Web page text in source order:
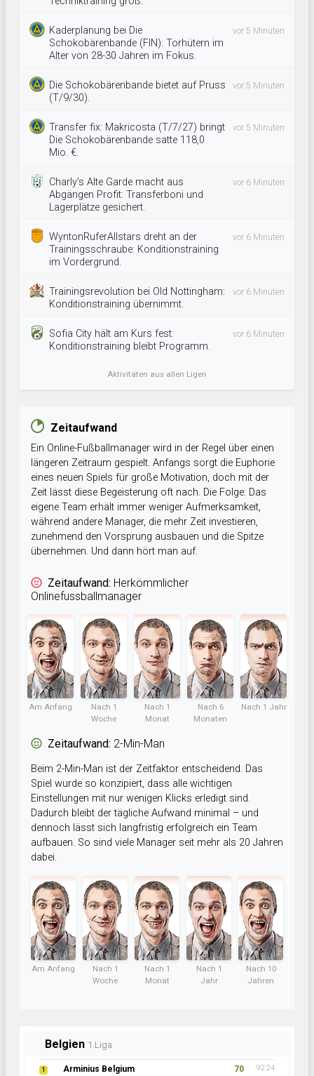
Kaderplanung bei Die
Schokobärenbande (FIN): Torhütern im
Alter von 28-30 Jahren im Fokus.
vor 5 Minuten
Die Schokobärenbande bietet auf Pruss
(T/9/30).
vor 5 Minuten
Transfer fix: Makricosta (T/7/27) bringt
Die Schokobärenbande satte 118,0
Mio. €.
vor 5 Minuten
Charly's Alte Garde macht aus
Abgängen Profit: Transferboni und
Lagerplätze gesichert.
vor 6 Minuten
WyntonRuferAllstars dreht an der
Trainingsschraube: Konditionstraining
im Vordergrund.
vor 6 Minuten
Trainingsrevolution bei Old Nottingham:
Konditionstraining übernimmt.
vor 6 Minuten
Sofia City hält am Kurs fest:
Konditionstraining bleibt Programm.
vor 6 Minuten
Aktivitäten aus allen Ligen
Zeitaufwand
Ein Online-Fußballmanager wird in der Regel über einen
längeren Zeitraum gespielt. Anfangs sorgt die Euphorie
eines neuen Spiels für große Motivation, doch mit der
Zeit lässt diese Begeisterung oft nach. Die Folge: Das
eigene Team erhält immer weniger Aufmerksamkeit,
während andere Manager, die mehr Zeit investieren,
zunehmend den Vorsprung ausbauen und die Spitze
übernehmen. Und dann hört man auf.
Zeitaufwand: Herkömmlicher
Onlinefussballmanager
Am Anfang
Nach 1
Woche
Nach 1
Monat
Nach 6
Monaten
Nach 1 Jahr
Zeitaufwand: 2-Min-Man
Beim 2-Min-Man ist der Zeitfaktor entscheidend. Das
Spiel wurde so konzipiert, dass alle wichtigen
Einstellungen mit nur wenigen Klicks erledigt sind.
Dadurch bleibt der tägliche Aufwand minimal – und
dennoch lässt sich langfristig erfolgreich ein Team
aufbauen. So sind viele Manager seit mehr als 20 Jahren
dabei.
Am Anfang
Nach 1
Woche
Nach 1
Monat
Nach 1
Jahr
Nach 10
Jahren
Belgien 1.Liga
1 Arminius Belgium 70 92:24